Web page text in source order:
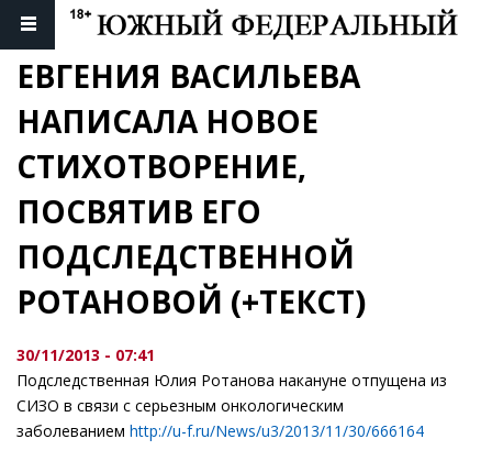
ЕВГЕНИЯ ВАСИЛЬЕВА
НАПИСАЛА НОВОЕ
СТИХОТВОРЕНИЕ,
ПОСВЯТИВ ЕГО
ПОДСЛЕДСТВЕННОЙ
РОТАНОВОЙ (+ТЕКСТ)
30/11/2013 - 07:41
Подследственная Юлия Ротанова накануне отпущена из
СИЗО в связи с серьезным онкологическим
заболеванием http://u-f.ru/News/u3/2013/11/30/666164